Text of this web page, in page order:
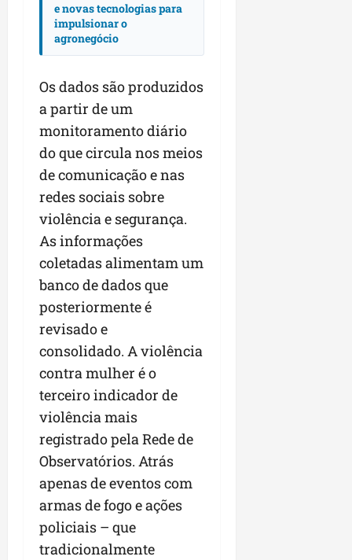
e novas tecnologias para
impulsionar o
agronegócio
Os dados são produzidos
a partir de um
monitoramento diário
do que circula nos meios
de comunicação e nas
redes sociais sobre
violência e segurança.
As informações
coletadas alimentam um
banco de dados que
posteriormente é
revisado e
consolidado. A violência
contra mulher é o
terceiro indicador de
violência mais
registrado pela Rede de
Observatórios. Atrás
apenas de eventos com
armas de fogo e ações
policiais – que
tradicionalmente